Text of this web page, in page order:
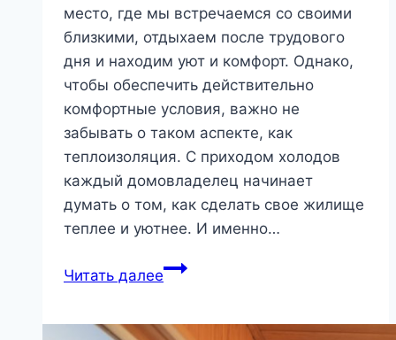
место, где мы встречаемся со своими
близкими, отдыхаем после трудового
дня и находим уют и комфорт. Однако,
чтобы обеспечить действительно
комфортные условия, важно не
забывать о таком аспекте, как
теплоизоляция. С приходом холодов
каждый домовладелец начинает
думать о том, как сделать свое жилище
теплее и уютнее. И именно…
Читать далееОбеспечиваем